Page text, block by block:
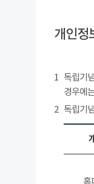
개인정
1 독립기
경우에
2 독립기
홈